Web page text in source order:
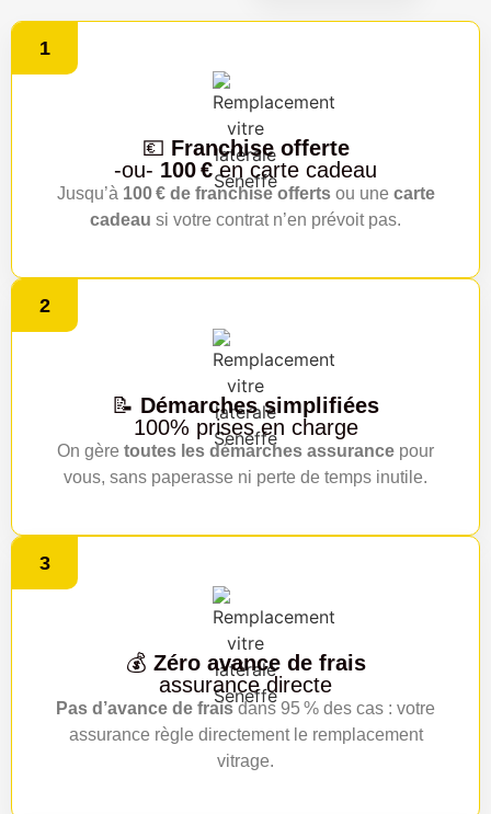
1
💶 Franchise offerte
-ou- 100 €en carte cadeau
Jusqu’à 100 € de franchise offertsou une carte
cadeau si votre contrat n’en prévoit pas.
2
📝 Démarches simplifiées
100% prises en charge
On gère toutes les démarches assurance pour
vous, sans paperasse ni perte de temps inutile.
3
💰 Zéro avance de frais
assurance directe
Pas d’avance de fraisdans 95 % des cas : votre
assurance règle directement le remplacement
vitrage.